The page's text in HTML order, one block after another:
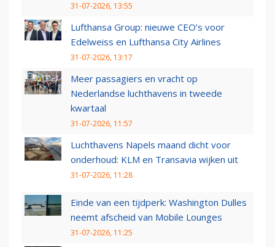
31-07-2026, 13:55
Lufthansa Group: nieuwe CEO’s voor
Edelweiss en Lufthansa City Airlines
31-07-2026, 13:17
Meer passagiers en vracht op
Nederlandse luchthavens in tweede
kwartaal
31-07-2026, 11:57
Luchthavens Napels maand dicht voor
onderhoud: KLM en Transavia wijken uit
31-07-2026, 11:28
Einde van een tijdperk: Washington Dulles
neemt afscheid van Mobile Lounges
31-07-2026, 11:25